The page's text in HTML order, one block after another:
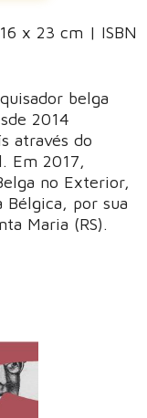
x 23 cm | ISBN
belga
2014
através do
Em 2017,
no Exterior,
Bélgica, por sua
Maria (RS).